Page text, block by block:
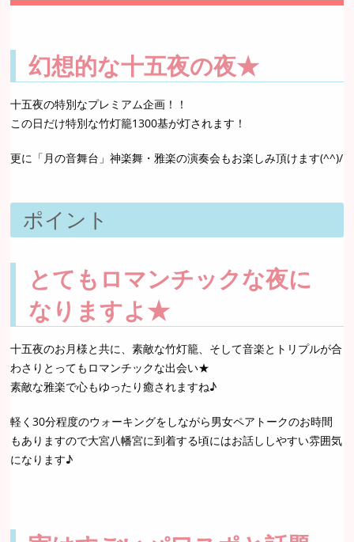
幻想的な十五夜の夜★
十五夜の特別なプレミアム企画！！
この日だけ特別な竹灯籠1300基が灯されます！
更に「月の音舞台」神楽舞・雅楽の演奏会もお楽しみ頂けます(^^)/
ポイント
とてもロマンチックな夜に
なりますよ★
十五夜のお月様と共に、素敵な竹灯籠、そして音楽とトリプルが合
わさりとってもロマンチックな出会い★
素敵な雅楽で心もゆったり癒されますね♪
軽く30分程度のウォーキングをしながら男女ペアトークのお時間
もありますので大宮八幡宮に到着する頃にはお話ししやすい雰囲気
になります♪